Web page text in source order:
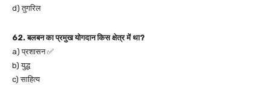
d) तुगरिल
62. बलबन का प्रमुख योगदान किस क्षेत्र में था?
a) प्रशासन ✅
b) युद्ध
c) साहित्य